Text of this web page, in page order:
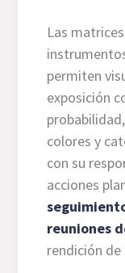
Las
permiten
exposición
colores y
con su
acciones
reuniones
rendición de